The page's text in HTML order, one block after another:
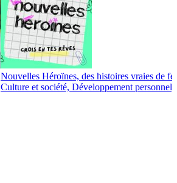
Nouvelles Héroïnes, des histoires vraies de
Culture et société, Développement